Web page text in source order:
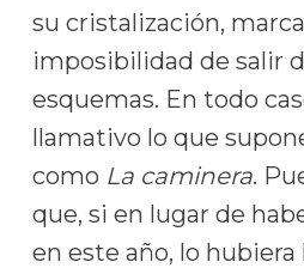
su cristalización,
imposibilidad de salir
esquemas. En todo
llamativo lo que
como La caminera.
que, si en lugar de
en este año, lo hubiera